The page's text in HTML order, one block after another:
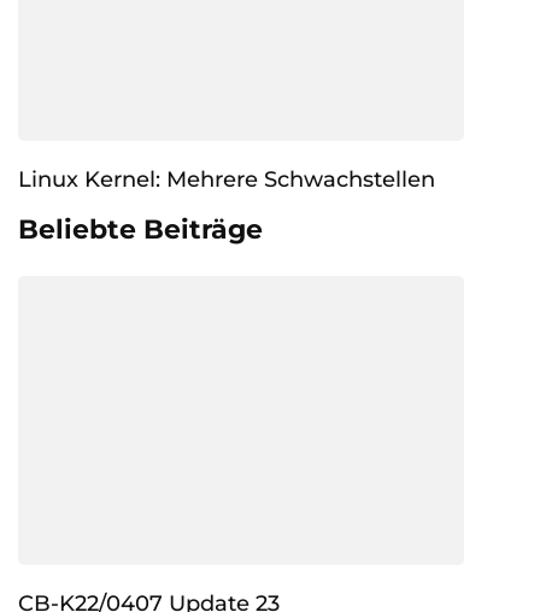
Linux Kernel: Mehrere Schwachstellen
Beliebte Beiträge
CB-K22/0407 Update 23